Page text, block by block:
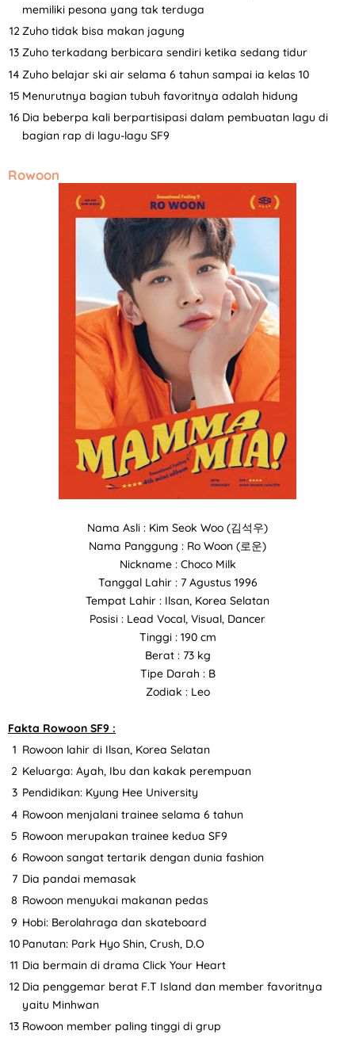
memiliki pesona yang tak terduga
Zuho tidak bisa makan jagung
Zuho terkadang berbicara sendiri ketika sedang tidur
Zuho belajar ski air selama 6 tahun sampai ia kelas 10
Menurutnya bagian tubuh favoritnya adalah hidung
Dia beberpa kali berpartisipasi dalam pembuatan lagu di
bagian rap di lagu-lagu SF9
Rowoon
Nama Asli : Kim Seok Woo (김석우)
Nama Panggung : Ro Woon (로운)
Nickname : Choco Milk
Tanggal Lahir : 7 Agustus 1996
Tempat Lahir : Ilsan, Korea Selatan
Posisi : Lead Vocal, Visual, Dancer
Tinggi : 190 cm
Berat : 73 kg
Tipe Darah : B
Zodiak : Leo
Fakta Rowoon SF9 :
Rowoon lahir di Ilsan, Korea Selatan
Keluarga: Ayah, Ibu dan kakak perempuan
Pendidikan: Kyung Hee University
Rowoon menjalani trainee selama 6 tahun
Rowoon merupakan trainee kedua SF9
Rowoon sangat tertarik dengan dunia fashion
Dia pandai memasak
Rowoon menyukai makanan pedas
Hobi: Berolahraga dan skateboard
Panutan: Park Hyo Shin, Crush, D.O
Dia bermain di drama Click Your Heart
Dia penggemar berat F.T Island dan member favoritnya
yaitu Minhwan
Rowoon member paling tinggi di grup